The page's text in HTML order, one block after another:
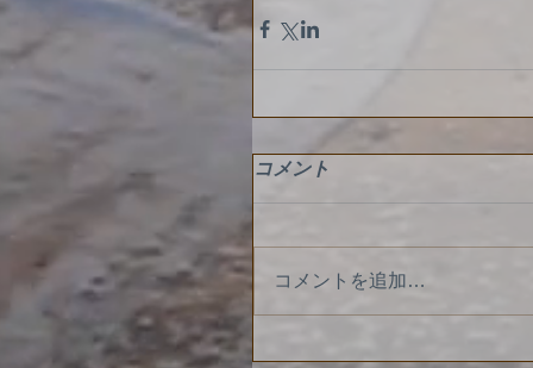
コメント
コメントを追加…